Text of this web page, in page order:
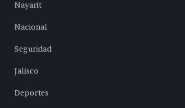
Nayarit
Nacional
Seguridad
Jalisco
Deportes